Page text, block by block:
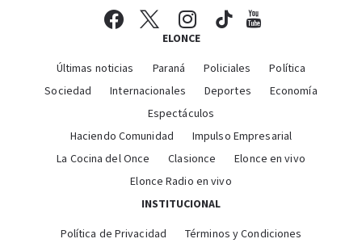
ELONCE
Últimas noticias Paraná Policiales
Política
Sociedad
Internacionales Deportes
Economía
Espectáculos
Haciendo Comunidad
Impulso Empresarial
La Cocina del Once
Clasionce
Elonce en vivo
Elonce Radio en vivo
INSTITUCIONAL
Política de Privacidad Términos y Condiciones